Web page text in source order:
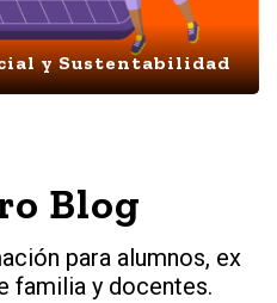
y Sustentabilidad
Blog
para alumnos, ex
familia y docentes.